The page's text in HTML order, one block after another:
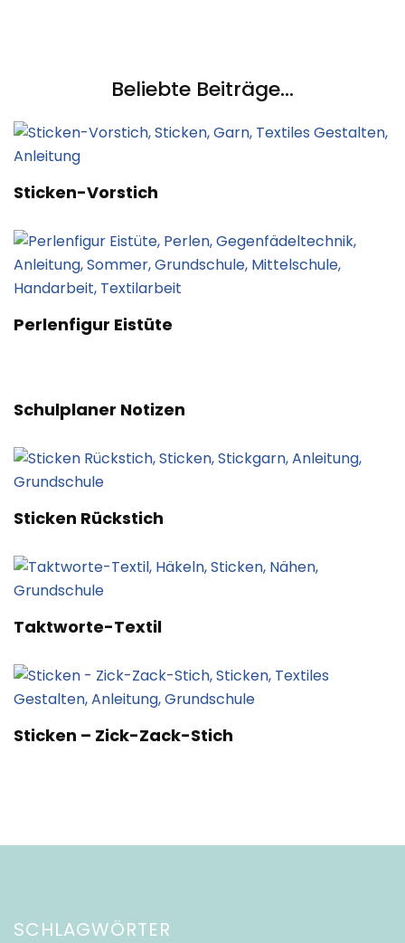
Beliebte Beiträge...
Sticken-Vorstich
Perlenfigur Eistüte
Schulplaner Notizen
Sticken Rückstich
Taktworte-Textil
Sticken – Zick-Zack-Stich
SCHLAGWÖRTER